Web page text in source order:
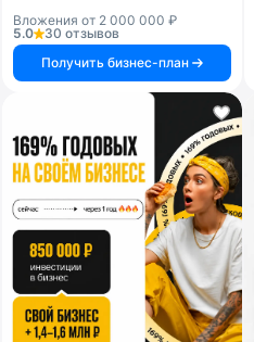
Вложения от 2 000 000 ₽
5.0
30 отзывов
Получить бизнес-план